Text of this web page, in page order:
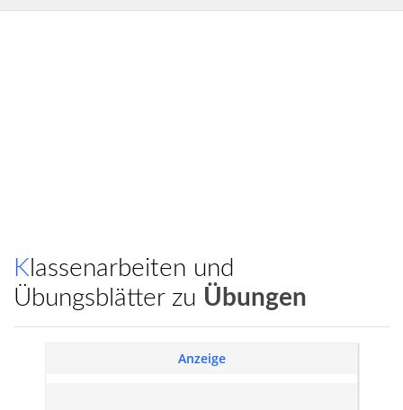
Klassenarbeiten und
Übungsblätter zu Übungen
Anzeige